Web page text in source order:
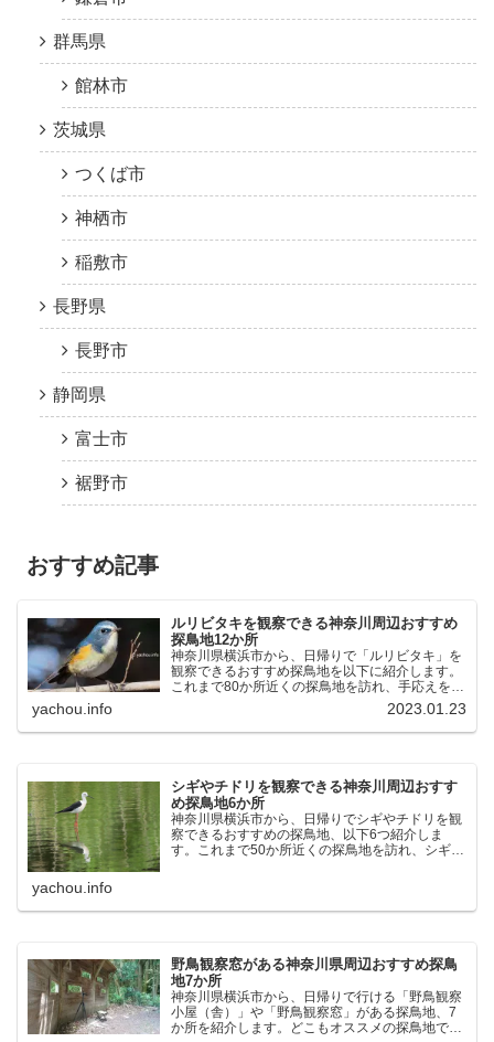
群馬県
館林市
茨城県
つくば市
神栖市
稲敷市
長野県
長野市
静岡県
富士市
裾野市
おすすめ記事
ルリビタキを観察できる神奈川周辺おすすめ
探鳥地12か所
神奈川県横浜市から、日帰りで「ルリビタキ」を
観察できるおすすめ探鳥地を以下に紹介します。
これまで80か所近くの探鳥地を訪れ、手応えを感
じた場所です。以下、★ が多いほど観察しやす
く、出現頻度が高いと感じた場所です。 北本自然
観察公園：埼玉県...
yachou.info 2023.01.23
シギやチドリを観察できる神奈川周辺おすす
め探鳥地6か所
神奈川県横浜市から、日帰りでシギやチドリを観
察できるおすすめの探鳥地、以下6つ紹介しま
す。これまで50か所近くの探鳥地を訪れ、シギや
yachou.info
野鳥観察窓がある神奈川県周辺おすすめ探鳥
地7か所
神奈川県横浜市から、日帰りで行ける「野鳥観察
小屋（舎）」や「野鳥観察窓」がある探鳥地、7
か所を紹介します。どこもオススメの探鳥地で